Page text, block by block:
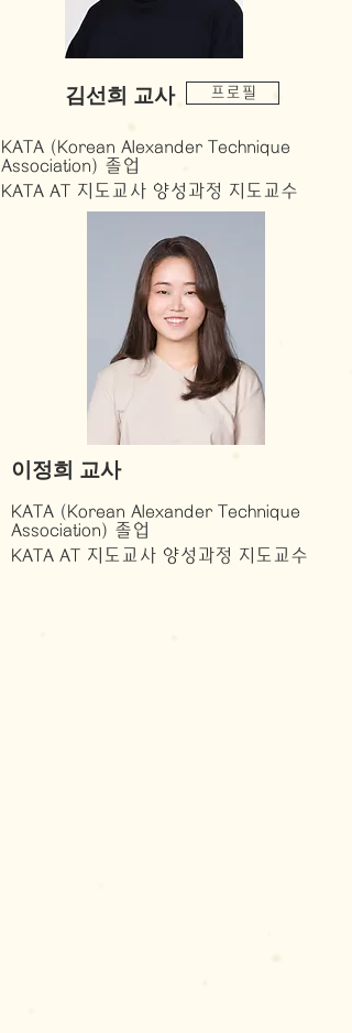
김선희 교사 프로필
KATA (Korean Alexander Technique
Association) 졸업
KATA AT 지도교사 양성과정 지도교수
이정희 교사
KATA (Korean Alexander Technique
Association) 졸업
KATA AT 지도교사 양성과정 지도교수